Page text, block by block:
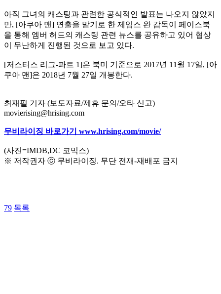
아직 그녀의 캐스팅과 관련한 공식적인 발표는 나오지 않았지
만, [아쿠아 맨] 연출을 맡기로 한 제임스 완 감독이 페이스북
을 통해 엠버 허드의 캐스팅 관련 뉴스를 공유하고 있어 협상
이 무난하게 진행된 것으로 보고 있다.
[저스티스 리그-파트 1]은 북미 기준으로 2017년 11월 17일, [아
쿠아 맨]은 2018년 7월 27일 개봉한다.
최재필 기자 (보도자료/제휴 문의/오타 신고)
movierising@hrising.com
무비라이징 바로가기 www.hrising.com/movie/
(사진=IMDB,DC 코믹스)
※ 저작권자 ⓒ 무비라이징. 무단 전재-재배포 금지
79 목록